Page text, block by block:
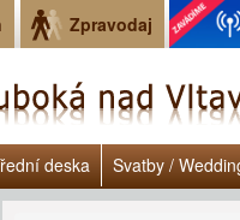
Zpravodaj
deska
Svatby /
Dluhové poradenství - Clověk